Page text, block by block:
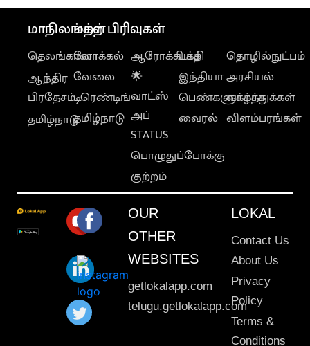
மாநிலங்கள்
தெலங்கானா
ஆந்திர
பிரதேசம்
தமிழ்நாடு
மற்ற பிரிவுகள்
லோக்கல்
வேலை
டிரெண்டிங்
தமிழ்நாடு
ஆரோக்கியம்
🌟
வாட்ஸ்
அப்
STATUS
பொழுதுப்போக்கு
குற்றம்
பக்தி
இந்தியா
பெண்களுக்காக
வைரல்
தொழில்நுட்பம்
அரசியல்
வாழ்த்துக்கள்
விளம்பரங்கள்
OUR
OTHER
WEBSITES
getlokalapp.com
telugu.getlokalapp.com
LOKAL
Contact Us
About Us
Privacy
Policy
Terms &
Conditions